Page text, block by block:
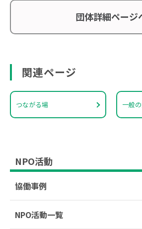
団体詳細ページ
関連ページ
つながる場 一般
NPO活動
協働事例
NPO活動一覧